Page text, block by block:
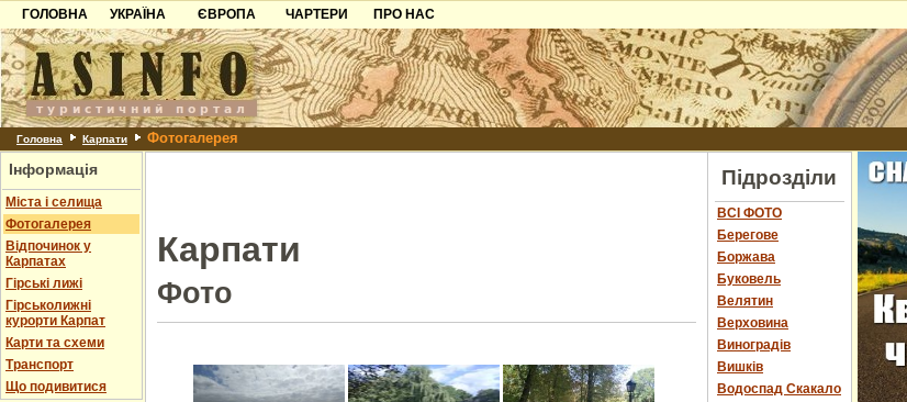
ГОЛОВНА
УКРАЇНА
Карпати
Азов
Причорноморря
Шацьк
ЄВРОПА
Чорногорія
Хорватія
Болгарія
Албанія
ЧАРТЕРИ
ПРО НАС
Контакти
Партнерам
Додати готель
Головна Карпати Фотогалерея
Інформація
Міста і селища
Фотогалерея
Відпочинок у
Карпатах
Гірські лижі
Гірськолижні
курорти Карпат
Карти та схеми
Транспорт
Що подивитися
Карпати
Фото
Підрозділи
ВСІ ФОТО
Берегове
Боржава
Буковель
Велятин
Верховина
Виноградів
Вишків
Водоспад Скакало